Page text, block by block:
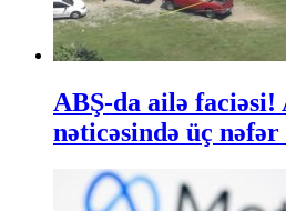
ABŞ-da ailə faciəsi!
nəticəsində üç